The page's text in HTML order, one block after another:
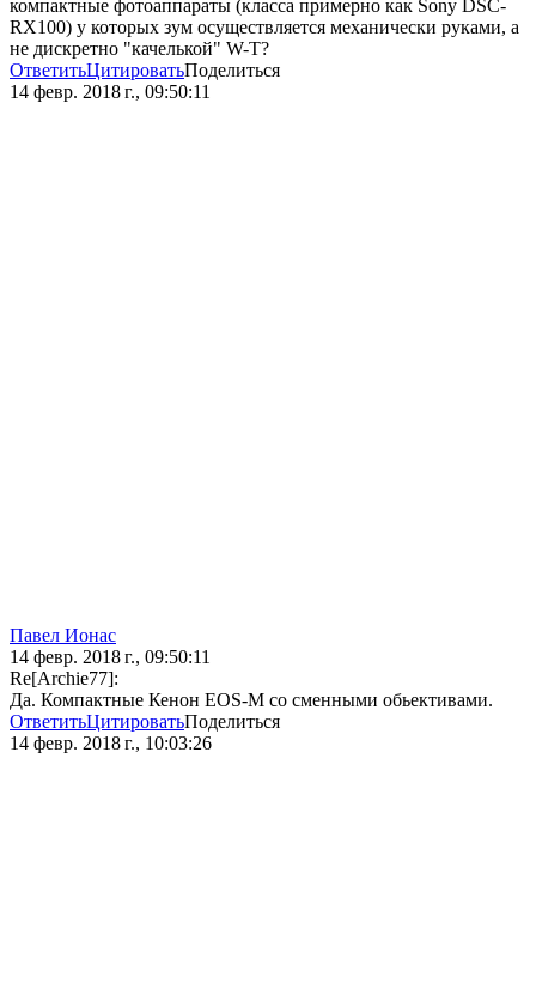
компактные фотоаппараты (класса примерно как Sony DSC-
RX100) у которых зум осуществляется механически руками, а
не дискретно "качелькой" W-T?
ОтветитьЦитироватьПоделиться
14 февр. 2018 г., 09:50:11
Павел Ионас
14 февр. 2018 г., 09:50:11
Re[Archie77]:
Да. Компактные Кенон EOS-M со сменными обьективами.
ОтветитьЦитироватьПоделиться
14 февр. 2018 г., 10:03:26